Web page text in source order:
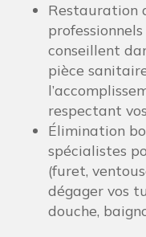
Restauration
conseillent
pièce
respectant
Élimination
spécialistes
(furet,
dégager vos
douche,